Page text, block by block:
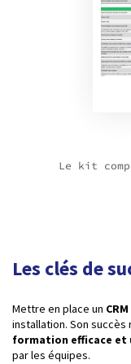
Le kit
Les clés de
Mettre en place un
installation. Son succès
formation efficace et
par les équipes.